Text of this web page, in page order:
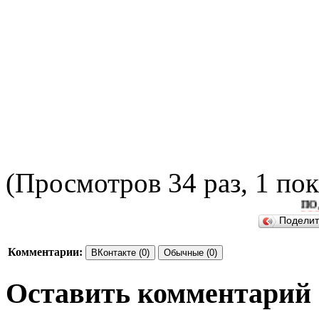
(Просмотров 34 раз, 1
Комментарии: ВКонтакте (0) Обычные (0)
Оставить комментарий